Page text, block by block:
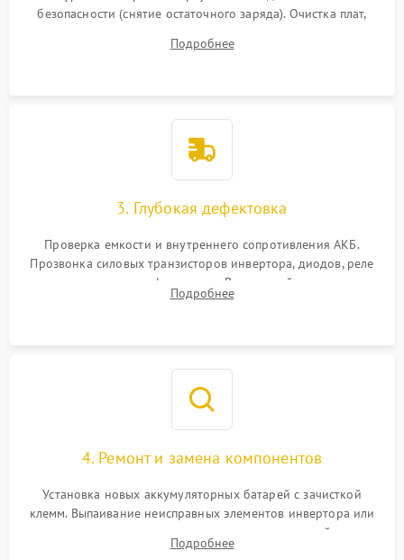
безопасности (снятие остаточного заряда). Очистка плат,
и кистей для предотвращения перегрева и замыканий.
Подробнее
3. Глубокая дефектовка
Проверка емкости и внутреннего сопротивления АКБ.
Прозвонка силовых транзисторов инвертора, диодов, реле
переключения и трансформатора. Визуальный поиск вздутых
конденсаторов и прогаров на печатной плате.
Подробнее
4. Ремонт и замена компонентов
Установка новых аккумуляторных батарей с зачисткой
клемм. Выпаивание неисправных элементов инвертора или
цепи зарядки и монтаж новых радиодеталей.
Восстановление поврежденных токоведущих дорожек и
Подробнее